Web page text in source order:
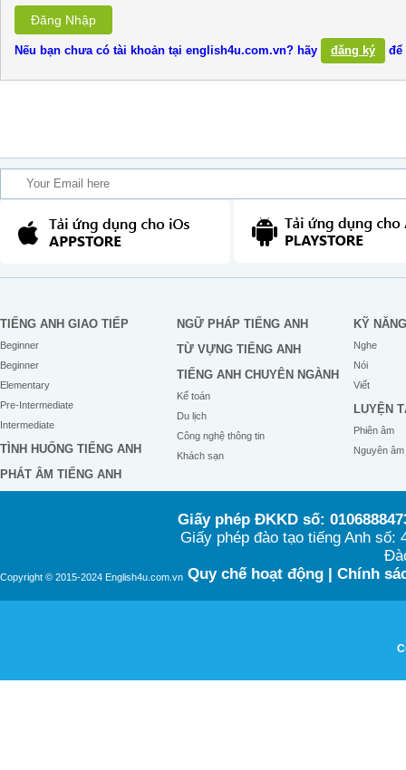
Đăng Nhập
Nếu bạn chưa có tài khoản tại english4u.com.vn? hãy đăng ký để
TIẾNG ANH GIAO TIẾP
Beginner
Beginner
Elementary
Pre-Intermediate
Intermediate
TÌNH HUỐNG TIẾNG ANH
PHÁT ÂM TIẾNG ANH
NGỮ PHÁP TIẾNG ANH
TỪ VỰNG TIẾNG ANH
TIẾNG ANH CHUYÊN NGÀNH
Kế toán
Du lịch
Công nghệ thông tin
Khách sạn
KỸ NĂNG
Nghe
Nói
Viết
LUYỆN
Phiên âm
Nguyên âm
Copyright © 2015-2024 English4u.com.vn
Giấy phép ĐKKD số:
Giấy phép đào tạo tiếng Anh
Quy chế hoạt động| Chính